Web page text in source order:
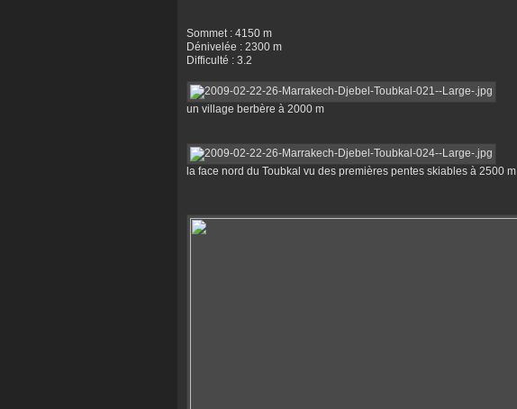
Sommet : 4150 m
Dénivelée : 2300 m
Difficulté : 3.2
un village berbère à 2000 m
la face nord du Toubkal vu des premières pentes skiables à 2500 m